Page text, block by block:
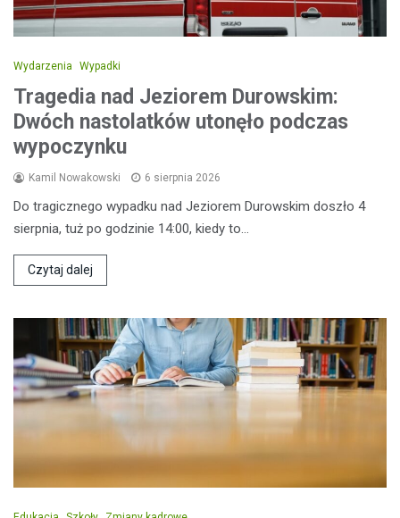
Wydarzenia Wypadki
Tragedia nad Jeziorem Durowskim:
Dwóch nastolatków utonęło podczas
wypoczynku
Kamil Nowakowski 6 sierpnia 2026
Do tragicznego wypadku nad Jeziorem Durowskim doszło 4
sierpnia, tuż po godzinie 14:00, kiedy to…
Czytaj dalej